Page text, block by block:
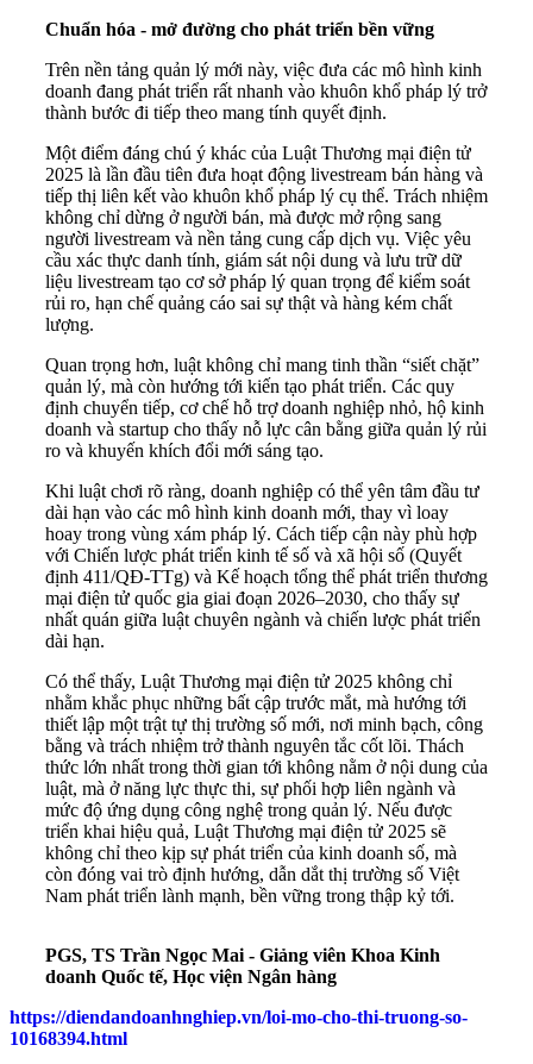
Chuẩn hóa - mở đường cho phát triển bền vững
Trên nền tảng quản lý mới này, việc đưa các mô hình kinh
doanh đang phát triển rất nhanh vào khuôn khổ pháp lý trở
thành bước đi tiếp theo mang tính quyết định.
Một điểm đáng chú ý khác của Luật Thương mại điện tử
2025 là lần đầu tiên đưa hoạt động livestream bán hàng và
tiếp thị liên kết vào khuôn khổ pháp lý cụ thể. Trách nhiệm
không chỉ dừng ở người bán, mà được mở rộng sang
người livestream và nền tảng cung cấp dịch vụ. Việc yêu
cầu xác thực danh tính, giám sát nội dung và lưu trữ dữ
liệu livestream tạo cơ sở pháp lý quan trọng để kiểm soát
rủi ro, hạn chế quảng cáo sai sự thật và hàng kém chất
lượng.
Quan trọng hơn, luật không chỉ mang tinh thần “siết chặt”
quản lý, mà còn hướng tới kiến tạo phát triển. Các quy
định chuyển tiếp, cơ chế hỗ trợ doanh nghiệp nhỏ, hộ kinh
doanh và startup cho thấy nỗ lực cân bằng giữa quản lý rủi
ro và khuyến khích đổi mới sáng tạo.
Khi luật chơi rõ ràng, doanh nghiệp có thể yên tâm đầu tư
dài hạn vào các mô hình kinh doanh mới, thay vì loay
hoay trong vùng xám pháp lý. Cách tiếp cận này phù hợp
với Chiến lược phát triển kinh tế số và xã hội số (Quyết
định 411/QĐ-TTg) và Kế hoạch tổng thể phát triển thương
mại điện tử quốc gia giai đoạn 2026–2030, cho thấy sự
nhất quán giữa luật chuyên ngành và chiến lược phát triển
dài hạn.
Có thể thấy, Luật Thương mại điện tử 2025 không chỉ
nhằm khắc phục những bất cập trước mắt, mà hướng tới
thiết lập một trật tự thị trường số mới, nơi minh bạch, công
bằng và trách nhiệm trở thành nguyên tắc cốt lõi. Thách
thức lớn nhất trong thời gian tới không nằm ở nội dung của
luật, mà ở năng lực thực thi, sự phối hợp liên ngành và
mức độ ứng dụng công nghệ trong quản lý. Nếu được
triển khai hiệu quả, Luật Thương mại điện tử 2025 sẽ
không chỉ theo kịp sự phát triển của kinh doanh số, mà
còn đóng vai trò định hướng, dẫn dắt thị trường số Việt
Nam phát triển lành mạnh, bền vững trong thập kỷ tới.
PGS, TS Trần Ngọc Mai - Giảng viên Khoa Kinh
doanh Quốc tế, Học viện Ngân hàng
https://diendandoanhnghiep.vn/loi-mo-cho-thi-truong-so-
10168394.html